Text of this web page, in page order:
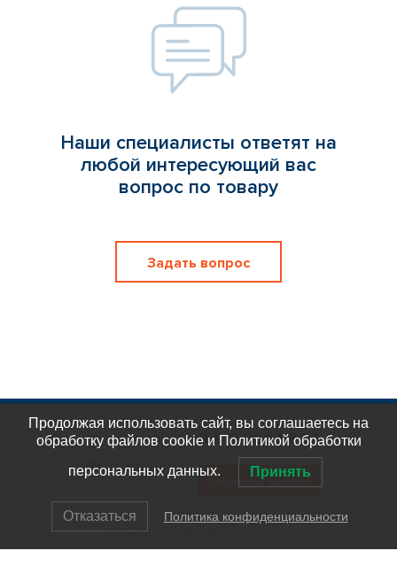
Наши специалисты ответят на
любой интересующий вас
вопрос по товару
Задать вопрос
Политика конфиденциальности
eplast_30
org@eplast1.ru
8 812 309 58 32
Заказать звонок
Продолжая использовать сайт, вы соглашаетесь на
обработку файлов cookie и Политикой обработки
персональных данных. Принять
Отказаться Политика конфиденциальности